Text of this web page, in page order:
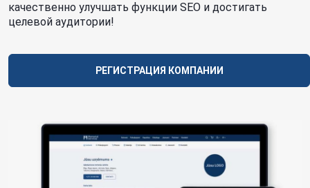
качественно улучшать функции SEO и достигать
целевой аудитории!
РЕГИСТРАЦИЯ КОМПАНИИ